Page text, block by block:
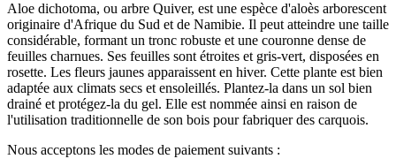
Aloe dichotoma, ou arbre Quiver, est une espèce d'aloès arborescent
originaire d'Afrique du Sud et de Namibie. Il peut atteindre une taille
considérable, formant un tronc robuste et une couronne dense de
feuilles charnues. Ses feuilles sont étroites et gris-vert, disposées en
rosette. Les fleurs jaunes apparaissent en hiver. Cette plante est bien
adaptée aux climats secs et ensoleillés. Plantez-la dans un sol bien
drainé et protégez-la du gel. Elle est nommée ainsi en raison de
l'utilisation traditionnelle de son bois pour fabriquer des carquois.
Nous acceptons les modes de paiement suivants :